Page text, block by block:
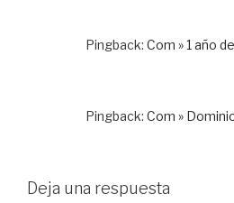
Pingback: Com » 1 año
Pingback: Com »
Deja una respuesta